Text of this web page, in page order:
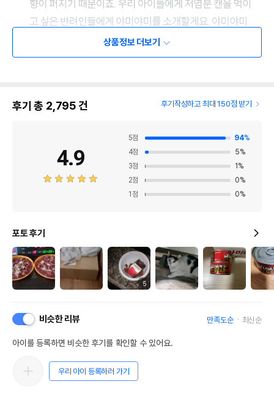
상품정보 더보기
후기 총 2,795건 후기작성하고 최대 150점 받기
4.9
5점 94%
4점 5%
3점 1 %
2점 0%
1 점 0%
포토 후기
5
비슷한 리뷰 만족도순 최신순
아이를 등록하면 비슷한 후기를 확인할 수 있어요.
우리 아이 등록하러 가기